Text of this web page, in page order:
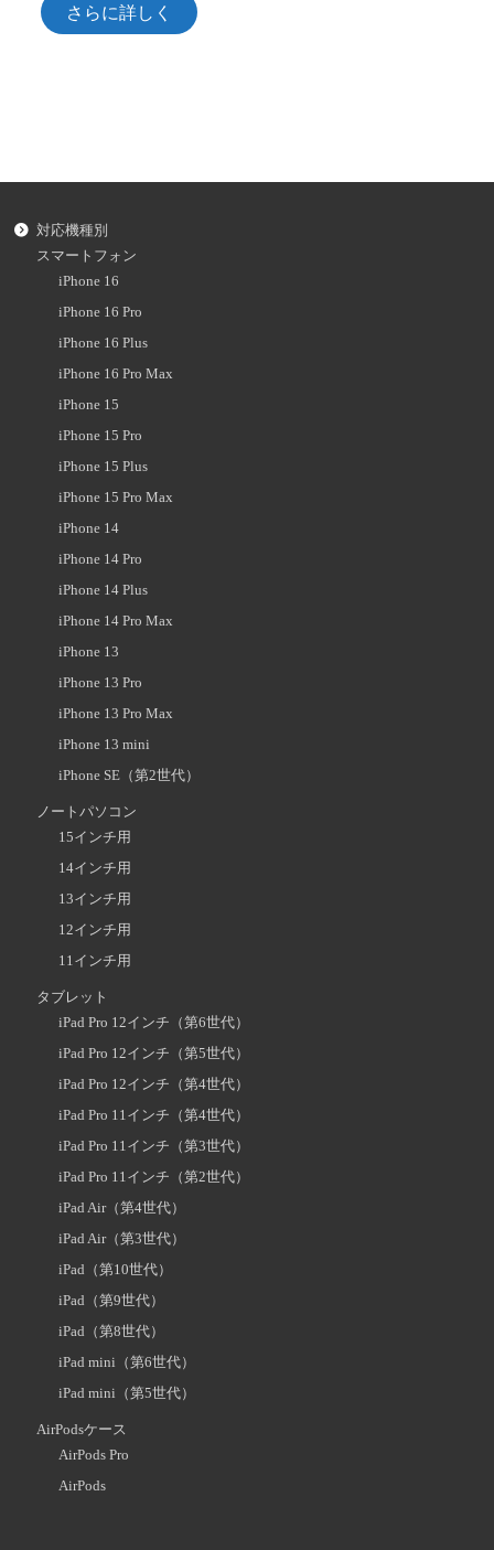
さらに詳しく
対応機種別
スマートフォン
iPhone 16
iPhone 16 Pro
iPhone 16 Plus
iPhone 16 Pro Max
iPhone 15
iPhone 15 Pro
iPhone 15 Plus
iPhone 15 Pro Max
iPhone 14
iPhone 14 Pro
iPhone 14 Plus
iPhone 14 Pro Max
iPhone 13
iPhone 13 Pro
iPhone 13 Pro Max
iPhone 13 mini
iPhone SE（第2世代）
ノートパソコン
15インチ用
14インチ用
13インチ用
12インチ用
11インチ用
タブレット
iPad Pro 12インチ（第6世代）
iPad Pro 12インチ（第5世代）
iPad Pro 12インチ（第4世代）
iPad Pro 11インチ（第4世代）
iPad Pro 11インチ（第3世代）
iPad Pro 11インチ（第2世代）
iPad Air（第4世代）
iPad Air（第3世代）
iPad（第10世代）
iPad（第9世代）
iPad（第8世代）
iPad mini（第6世代）
iPad mini（第5世代）
AirPodsケース
AirPods Pro
AirPods